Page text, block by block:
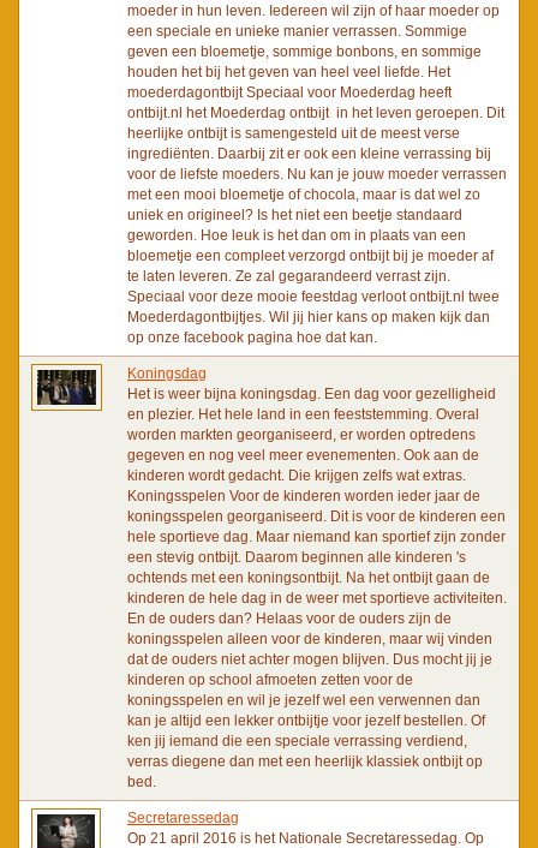
moeder in hun leven. Iedereen wil zijn of haar moeder op
een speciale en unieke manier verrassen. Sommige
geven een bloemetje, sommige bonbons, en sommige
houden het bij het geven van heel veel liefde. Het
moederdagontbijt Speciaal voor Moederdag heeft
ontbijt.nl het Moederdag ontbijt in het leven geroepen. Dit
heerlijke ontbijt is samengesteld uit de meest verse
ingrediënten. Daarbij zit er ook een kleine verrassing bij
voor de liefste moeders. Nu kan je jouw moeder verrassen
met een mooi bloemetje of chocola, maar is dat wel zo
uniek en origineel? Is het niet een beetje standaard
geworden. Hoe leuk is het dan om in plaats van een
bloemetje een compleet verzorgd ontbijt bij je moeder af
te laten leveren. Ze zal gegarandeerd verrast zijn.
Speciaal voor deze mooie feestdag verloot ontbijt.nl twee
Moederdagontbijtjes. Wil jij hier kans op maken kijk dan
op onze facebook pagina hoe dat kan.
Koningsdag
Het is weer bijna koningsdag. Een dag voor gezelligheid
en plezier. Het hele land in een feeststemming. Overal
worden markten georganiseerd, er worden optredens
gegeven en nog veel meer evenementen. Ook aan de
kinderen wordt gedacht. Die krijgen zelfs wat extras.
Koningsspelen Voor de kinderen worden ieder jaar de
koningsspelen georganiseerd. Dit is voor de kinderen een
hele sportieve dag. Maar niemand kan sportief zijn zonder
een stevig ontbijt. Daarom beginnen alle kinderen 's
ochtends met een koningsontbijt. Na het ontbijt gaan de
kinderen de hele dag in de weer met sportieve activiteiten.
En de ouders dan? Helaas voor de ouders zijn de
koningsspelen alleen voor de kinderen, maar wij vinden
dat de ouders niet achter mogen blijven. Dus mocht jij je
kinderen op school afmoeten zetten voor de
koningsspelen en wil je jezelf wel een verwennen dan
kan je altijd een lekker ontbijtje voor jezelf bestellen. Of
ken jij iemand die een speciale verrassing verdiend,
verras diegene dan met een heerlijk klassiek ontbijt op
bed.
Secretaressedag
Op 21 april 2016 is het Nationale Secretaressedag. Op